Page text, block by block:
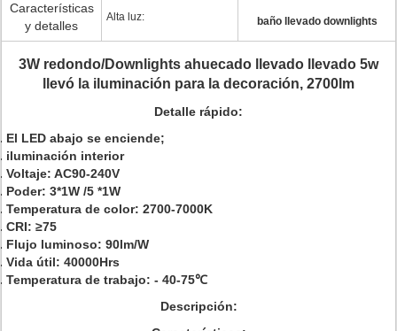
Características
y detalles
Alta luz: baño llevado downlights
3W redondo/Downlights ahuecado llevado llevado 5w
llevó la iluminación para la decoración, 2700lm
Detalle rápido:
El LED abajo se enciende;
iluminación interior
Voltaje: AC90-240V
Poder: 3*1W /5 *1W
Temperatura de color: 2700-7000K
CRI: ≥75
Flujo luminoso: 90lm/W
Vida útil: 40000Hrs
Temperatura de trabajo: - 40-75℃
Descripción: